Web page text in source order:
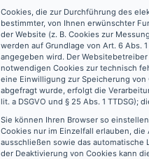
Cookies, die zur Durchführung des
bestimmter, von Ihnen erwünschter
der Website (z. B. Cookies zur
werden auf Grundlage von Art. 6 Abs.
angegeben wird. Der
notwendigen Cookies zur technisch
eine Einwilligung zur Speicherung
abgefragt wurde, erfolgt die
lit. a DSGVO und § 25 Abs. 1
Sie können Ihren Browser so
Cookies nur im Einzelfall erlauben,
ausschließen sowie das automatische
der Deaktivierung von Cookies kann